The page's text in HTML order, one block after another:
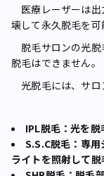
医療レーザーは出
壊して永久脱毛を可
脱毛サロンの光脱
脱毛はできません。
光脱毛には、サロ
IPL脱毛：光を
S.S.C脱毛：専
ライトを照射して脱